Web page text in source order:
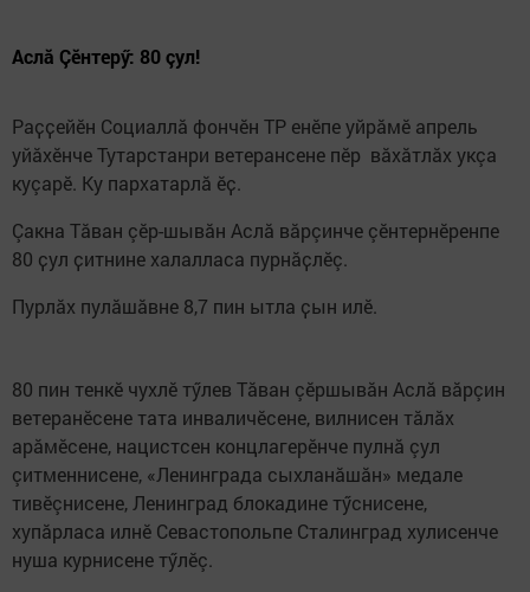
Аслă Çӗнтерӳ: 80 çул!
Раҫҫейӗн Социаллӑ фончӗн ТР енӗпе уйрӑмӗ апрель
уйӑхӗнче Тутарстанри ветерансене пӗр вăхăтлăх укçа
куçарӗ. Ку пархатарлӑ ӗҫ.
Çакна Тăван çӗр-шывăн Аслă вăрçинче çӗнтернӗренпе
80 ҫул ҫитнине халалласа пурнӑҫлӗç.
Пурлӑх пулӑшӑвне 8,7 пин ытла ҫын илӗ.
80 пин тенкӗ чухлӗ тӳлев Тăван çӗршывăн Аслă вăрçин
ветеранӗсене тата инваличӗсене, вилнисен тăлăх
арăмӗсене, нацистсен концлагерӗнче пулнă çул
çитменнисене, «Ленинграда сыхланăшăн» медале
тивӗçнисене, Ленинград блокадине тӳснисене,
хупăрласа илнӗ Севастопольпе Сталинград хулисенче
нуша курнисене тӳлӗç.